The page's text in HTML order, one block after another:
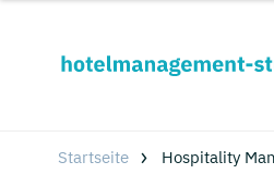
Startseite Hospitality